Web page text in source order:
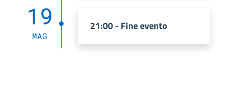
19
MAG
21:00 - Fine evento